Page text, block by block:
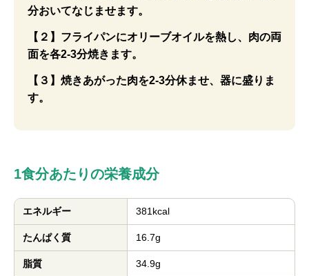
分おいてなじませます。
【２】フライパンにオリーブオイルを熱し、肉の両
面を各2-3分焼きます。
【３】焼きあがった肉を2-3分休ませ、器に盛りま
す。
1食分あたりの栄養成分
エネルギー 381kcal
たんぱく質 16.7g
脂質 34.9g